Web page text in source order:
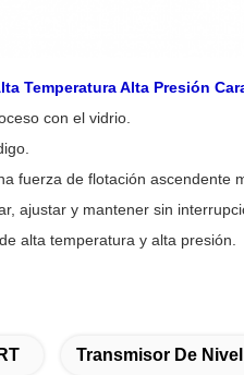
Temperatura Alta Presión
con el vidrio.
fuerza de flotación ascendente
ajustar y mantener sin
alta temperatura y alta presión.
Transmisor De